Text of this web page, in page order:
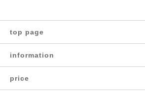
top page
information
price